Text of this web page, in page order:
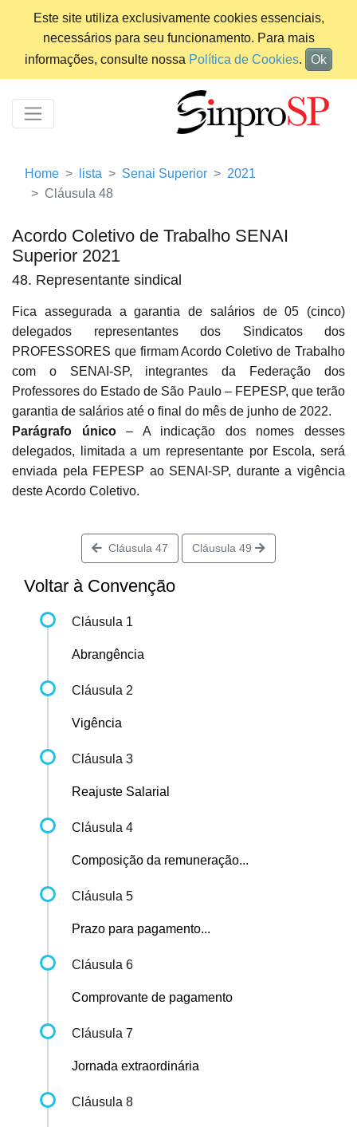
Este site utiliza exclusivamente cookies essenciais,
necessários para seu funcionamento. Para mais
informações, consulte nossa Política de Cookies. Ok
Home lista Senai Superior
2021
Cláusula 48
Acordo Coletivo de Trabalho SENAI
Superior 2021
48. Representante sindical
Fica assegurada a garantia de salários de 05 (cinco)
delegados representantes dos Sindicatos dos
PROFESSORES que firmam Acordo Coletivo de Trabalho
com o SENAI-SP, integrantes da Federação dos
Professores do Estado de São Paulo – FEPESP, que terão
garantia de salários até o final do mês de junho de 2022.
Parágrafo único– A indicação dos nomes desses
delegados, limitada a um representante por Escola, será
enviada pela FEPESP ao SENAI-SP, durante a vigência
deste Acordo Coletivo.
Cláusula 47 Cláusula 49
Voltar à Convenção
Cláusula 1
Abrangência
Cláusula 2
Vigência
Cláusula 3
Reajuste Salarial
Cláusula 4
Composição da remuneração...
Cláusula 5
Prazo para pagamento...
Cláusula 6
Comprovante de pagamento
Cláusula 7
Jornada extraordinária
Cláusula 8